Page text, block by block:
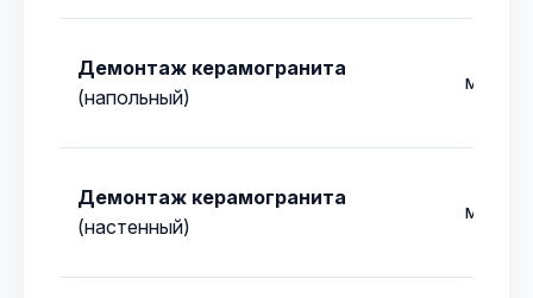
Демонтаж керамогранита
(напольный)
м²
Демонтаж керамогранита
(настенный)
м²